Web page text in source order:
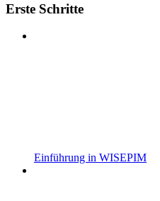
Erste Schritte
Einführung in WISEPIM